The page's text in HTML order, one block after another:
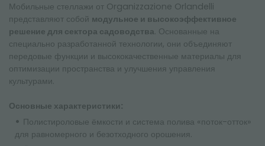
Мобильные стеллажи от Organizzazione Orlandelli
представляют собой модульное и высокоэффективное
решение для сектора садоводства. Основанные на
специально разработанной технологии, они объединяют
передовые функции и высококачественные материалы для
оптимизации пространства и улучшения управления
культурами.
Основные характеристики:
Полистироловые ёмкости и система полива «поток-отток»
для равномерного и безотходного орошения.